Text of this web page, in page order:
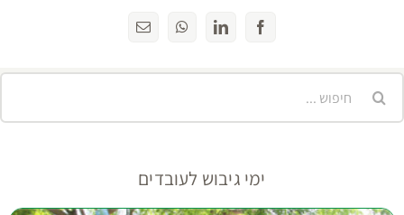
Facebook
LinkedIn
WhatsAppכתובת
ימי גיבוש לעובדים